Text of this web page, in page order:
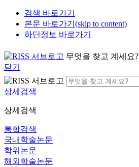
검색 바로가기
본문 바로가기(skip to content)
하단정보 바로가기
무엇을 찾고 계세요?
닫기
상세검색
상세검색
통합검색
국내학술논문
학위논문
해외학술논문